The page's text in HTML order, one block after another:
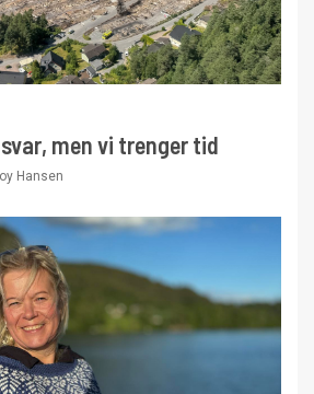
men vi trenger tid
Hansen